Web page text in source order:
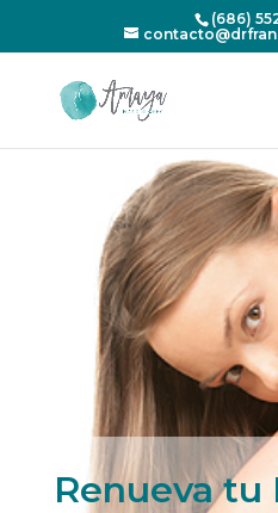
(686)
Renueva tu